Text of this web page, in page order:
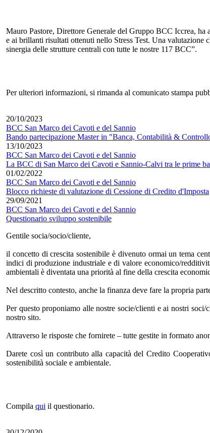
Mauro Pastore, Direttore Generale del Gruppo BCC Iccrea,
e ai brillanti risultati ottenuti nello Stress Test. Una valutazione
sinergia delle strutture centrali con tutte le nostre 117 BCC”.
Per ulteriori informazioni, si rimanda al comunicato stampa
20/10/2023
BCC San Marco dei Cavoti e del Sannio
Bando partecipazione Master in "Banca, Contabilità &
13/10/2023
BCC San Marco dei Cavoti e del Sannio
La BCC di San Marco dei Cavoti e Sannio-Calvi tra le prime
01/02/2022
BCC San Marco dei Cavoti e del Sannio
Blocco richieste di valutazione di Cessione di Credito d'Imposta
29/09/2021
BCC San Marco dei Cavoti e del Sannio
Questionario sviluppo sostenibile
Gentile socia/socio/cliente,
il concetto di crescita sostenibile è divenuto ormai un tema
indici di produzione industriale e di valore economico/
ambientali è diventata una priorità al fine della crescita
Nel descritto contesto, anche la finanza deve fare la propria
Per questo proponiamo alle nostre socie/clienti e ai nostri
nostro sito.
Attraverso le risposte che fornirete – tutte gestite in formato
Darete così un contributo alla capacità del Credito
sostenibilità sociale e ambientale.
Compila qui il questionario.